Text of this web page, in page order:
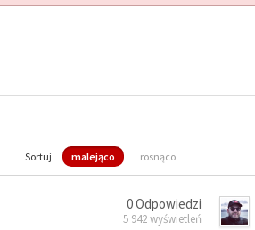
Sortuj malejąco rosnąco
0 Odpowiedzi
5 942 wyświetleń